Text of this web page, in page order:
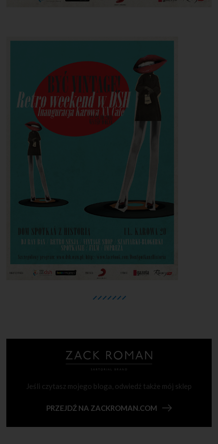
Jeśli czytasz mojego bloga, odwiedź także mój sklep
PRZEJDŹ NA ZACKROMAN.COM